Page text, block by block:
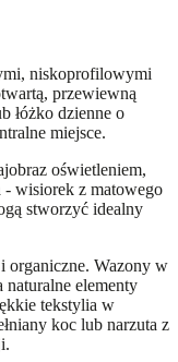
niskoprofilowymi
przewiewną
łóżko dzienne o
miejsce.
oświetleniem,
- wisiorek z matowego
stworzyć idealny
organiczne. Wazony w
naturalne elementy
tekstylia w
koc lub narzuta z